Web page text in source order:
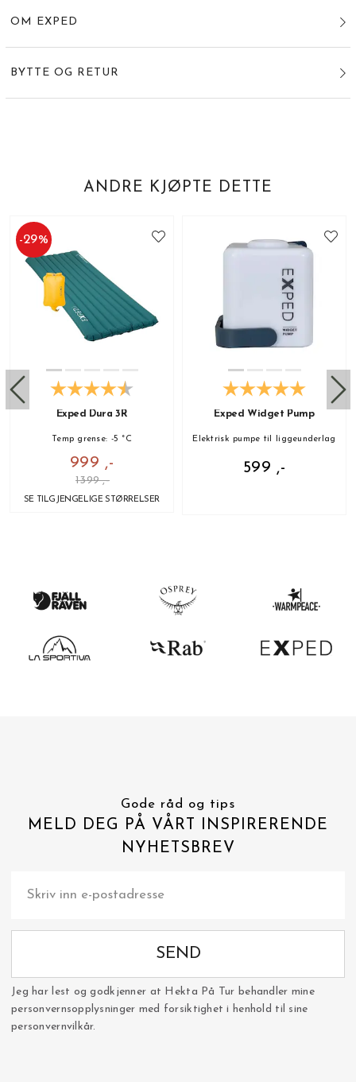
OM EXPED
BYTTE OG RETUR
ANDRE KJØPTE DETTE
-29%
Exped Dura 3R
Temp grense: -5 °C
999 ,-
1399 ,-
SE TILGJENGELIGE STØRRELSER
Exped Widget Pump
Elektrisk pumpe til liggeunderlag
599 ,-
Gode råd og tips
MELD DEG PÅ VÅRT INSPIRERENDE
NYHETSBREV
SEND
Jeg har lest og godkjenner at Hekta På Tur behandler mine
personvernsopplysninger med forsiktighet i henhold til sine
personvernvilkår.